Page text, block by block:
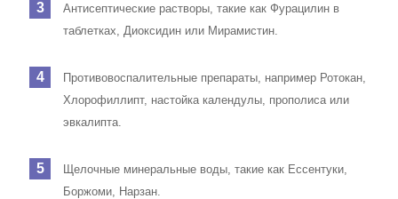
Антисептические растворы, такие как Фурацилин в
таблетках, Диоксидин или Мирамистин.
Противовоспалительные препараты, например Ротокан,
Хлорофиллипт, настойка календулы, прополиса или
эвкалипта.
Щелочные минеральные воды, такие как Ессентуки,
Боржоми, Нарзан.